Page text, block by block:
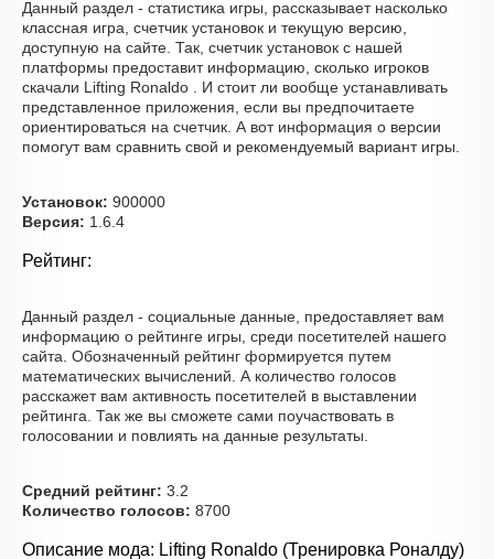
Данный раздел - статистика игры, рассказывает насколько
классная игра, счетчик установок и текущую версию,
доступную на сайте. Так, счетчик установок с нашей
платформы предоставит информацию, сколько игроков
скачали Lifting Ronaldo . И стоит ли вообще устанавливать
представленное приложения, если вы предпочитаете
ориентироваться на счетчик. А вот информация о версии
помогут вам сравнить свой и рекомендуемый вариант игры.
Установок: 900000
Версия: 1.6.4
Рейтинг:
Данный раздел - социальные данные, предоставляет вам
информацию о рейтинге игры, среди посетителей нашего
сайта. Обозначенный рейтинг формируется путем
математических вычислений. А количество голосов
расскажет вам активность посетителей в выставлении
рейтинга. Так же вы сможете сами поучаствовать в
голосовании и повлиять на данные результаты.
Средний рейтинг: 3.2
Количество голосов: 8700
Описание мода: Lifting Ronaldo (Тренировка Роналду)